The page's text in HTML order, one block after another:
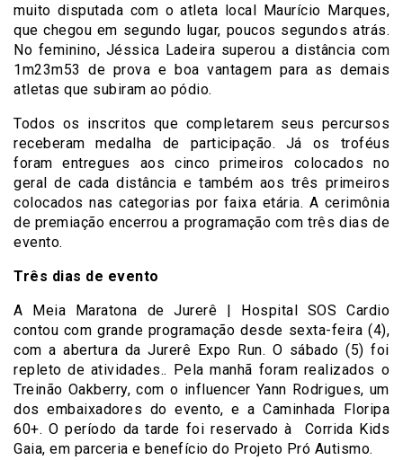
muito disputada com o atleta local Maurício Marques,
que chegou em segundo lugar, poucos segundos atrás.
No feminino, Jéssica Ladeira superou a distância com
1m23m53 de prova e boa vantagem para as demais
atletas que subiram ao pódio.
Todos os inscritos que completarem seus percursos
receberam medalha de participação. Já os troféus
foram entregues aos cinco primeiros colocados no
geral de cada distância e também aos três primeiros
colocados nas categorias por faixa etária. A cerimônia
de premiação encerrou a programação com três dias de
evento.
Três dias de evento
A Meia Maratona de Jurerê | Hospital SOS Cardio
contou com grande programação desde sexta-feira (4),
com a abertura da Jurerê Expo Run. O sábado (5) foi
repleto de atividades.. Pela manhã foram realizados o
Treinão Oakberry, com o influencer Yann Rodrigues, um
dos embaixadores do evento, e a Caminhada Floripa
60+. O período da tarde foi reservado à Corrida Kids
Gaia, em parceria e benefício do Projeto Pró Autismo.